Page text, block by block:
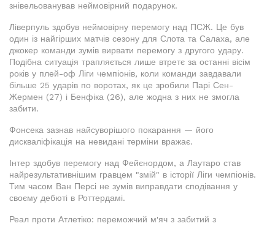
знівельованував неймовірний подарунок.
Ліверпуль здобув неймовірну перемогу над ПСЖ. Це був
один із найгірших матчів сезону для Слота та Салаха, але
джокер команди зумів вирвати перемогу з другого удару.
Подібна ситуація трапляється лише втретє за останні вісім
років у плей-оф Ліги чемпіонів, коли команди завдавали
більше 25 ударів по воротах, як це зробили Парі Сен-
Жермен (27) і Бенфіка (26), але жодна з них не змогла
забити.
Фонсека зазнав найсуворішого покарання — його
дискваліфікація на невидані терміни вражає.
Інтер здобув перемогу над Фейєнордом, а Лаутаро став
найрезультативнішим гравцем "змій" в історії Ліги чемпіонів.
Тим часом Ван Персі не зумів виправдати сподівання у
своєму дебюті в Роттердамі.
Реал проти Атлетіко: переможчий м'яч з забитий з